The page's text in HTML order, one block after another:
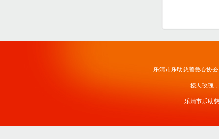
乐清市乐助慈善爱心协
授人玫瑰
乐清市乐助